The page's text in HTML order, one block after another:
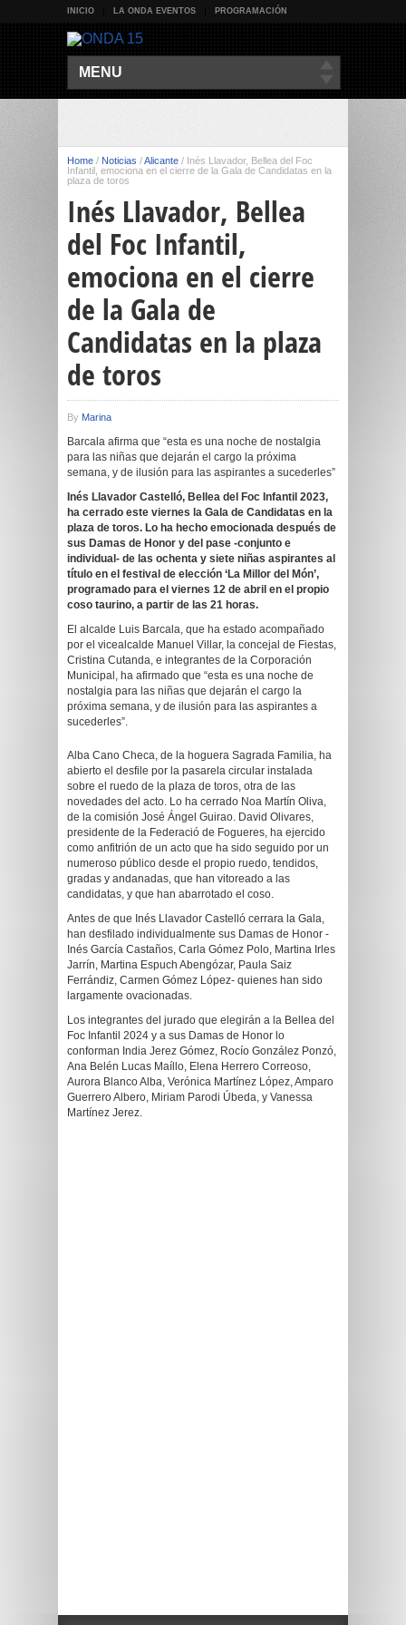
INICIO LA ONDA EVENTOS PROGRAMACIÓN
MENU
Home / Noticias /Alicante / Inés Llavador, Bellea del Foc
Infantil, emociona en el cierre de la Gala de Candidatas en la
plaza de toros
Inés Llavador, Bellea
del Foc Infantil,
emociona en el cierre
de la Gala de
Candidatas en la plaza
de toros
By Marina
Barcala afirma que “esta es una noche de nostalgia
para las niñas que dejarán el cargo la próxima
semana, y de ilusión para las aspirantes a sucederles”
Inés Llavador Castelló, Bellea del Foc Infantil 2023,
ha cerrado este viernes la Gala de Candidatas en la
plaza de toros. Lo ha hecho emocionada después de
sus Damas de Honor y del pase -conjunto e
individual- de las ochenta y siete niñas aspirantes al
título en el festival de elección ‘La Millor del Món’,
programado para el viernes 12 de abril en el propio
coso taurino, a partir de las 21 horas.
El alcalde Luis Barcala, que ha estado acompañado
por el vicealcalde Manuel Villar, la concejal de Fiestas,
Cristina Cutanda, e integrantes de la Corporación
Municipal, ha afirmado que “esta es una noche de
nostalgia para las niñas que dejarán el cargo la
próxima semana, y de ilusión para las aspirantes a
sucederles”.
Alba Cano Checa, de la hoguera Sagrada Familia, ha
abierto el desfile por la pasarela circular instalada
sobre el ruedo de la plaza de toros, otra de las
novedades del acto. Lo ha cerrado Noa Martín Oliva,
de la comisión José Ángel Guirao. David Olivares,
presidente de la Federació de Fogueres, ha ejercido
como anfitrión de un acto que ha sido seguido por un
numeroso público desde el propio ruedo, tendidos,
gradas y andanadas, que han vitoreado a las
candidatas, y que han abarrotado el coso.
Antes de que Inés Llavador Castelló cerrara la Gala,
han desfilado individualmente sus Damas de Honor -
Inés García Castaños, Carla Gómez Polo, Martina Irles
Jarrín, Martina Espuch Abengózar, Paula Saiz
Ferrándiz, Carmen Gómez López- quienes han sido
largamente ovacionadas.
Los integrantes del jurado que elegirán a la Bellea del
Foc Infantil 2024 y a sus Damas de Honor lo
conforman India Jerez Gómez, Rocío González Ponzó,
Ana Belén Lucas Maíllo, Elena Herrero Correoso,
Aurora Blanco Alba, Verónica Martínez López, Amparo
Guerrero Albero, Miriam Parodi Úbeda, y Vanessa
Martínez Jerez.